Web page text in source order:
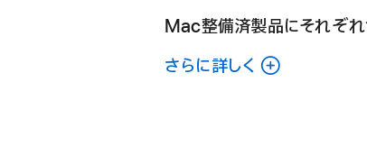
Mac整備済製品にそれぞれ
さらに詳しく